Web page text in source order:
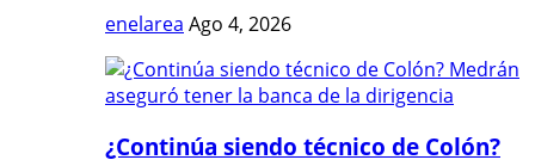
enelarea Ago 4, 2026
¿Continúa siendo técnico de Colón?